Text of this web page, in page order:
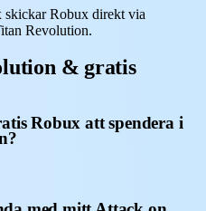
Robux direkt via
Revolution.
& gratis
Robux att spendera i